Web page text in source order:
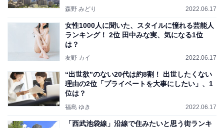
森野 みどり 2022.06.17
女性1000人に聞いた、スタイルに憧れる芸能人
ランキング！ 2位 田中みな実、気になる1位
は？
友野 カイ 2022.06.17
“出世欲”のない20代は約8割！ 出世したくない
理由の2位「プライベートを大事にしたい」、1
位は？
福島 ゆき 2022.06.17
「西武池袋線」沿線で住みたいと思う街ランキ